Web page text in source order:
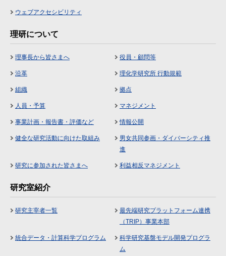
ウェブアクセシビリティ
理研について
理事長から皆さまへ 役員・顧問等
沿革 理化学研究所 行動規範
組織 拠点
人員・予算 マネジメント
事業計画・報告書・評価など 情報公開
健全な研究活動に向けた取組み
男女共同参画・ダイバーシティ推
進
研究に参加された皆さまへ 利益相反マネジメント
研究室紹介
研究主宰者一覧
最先端研究プラットフォーム連携
（TRIP）事業本部
統合データ・計算科学プログラム
科学研究基盤モデル開発プログラ
ム